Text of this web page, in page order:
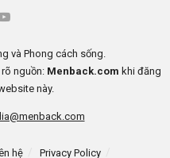
và Phong cách sống.
nguồn: Menback.com khi đăng
này.
hệ Privacy Policy